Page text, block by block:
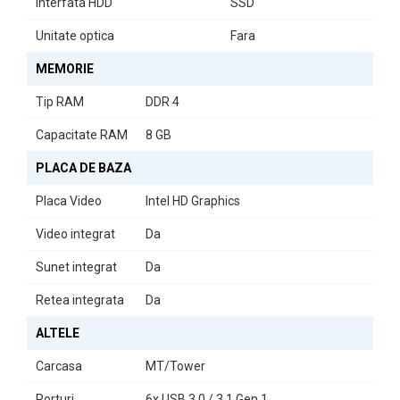
generația a 6-a asigură o performanță constantă și eficientă.
tehnologia avansată cu fiabilitatea.
Unitate optica Fara
MEMORIE
Tip RAM DDR 4
Capacitate RAM 8 GB
PLACA DE BAZA
Placa Video Intel HD Graphics
Video integrat Da
Sunet integrat Da
Retea integrata Da
ALTELE
Carcasa MT/Tower